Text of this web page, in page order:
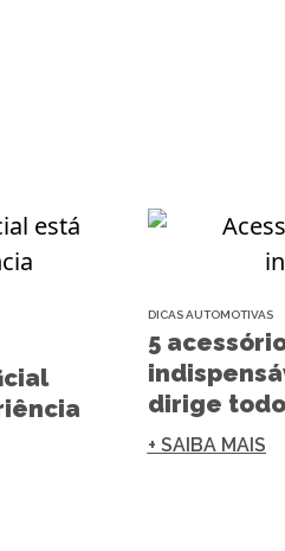
DICAS AUTOMOTIVAS
5
dirige
+ SAIBA MAIS